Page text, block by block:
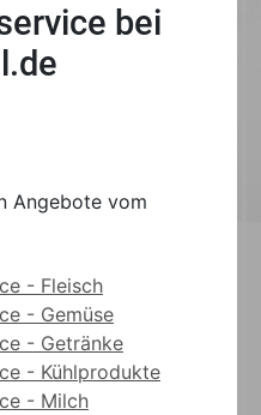
bei
Angebote vom
- Fleisch
- Gemüse
- Getränke
- Kühlprodukte
- Milch